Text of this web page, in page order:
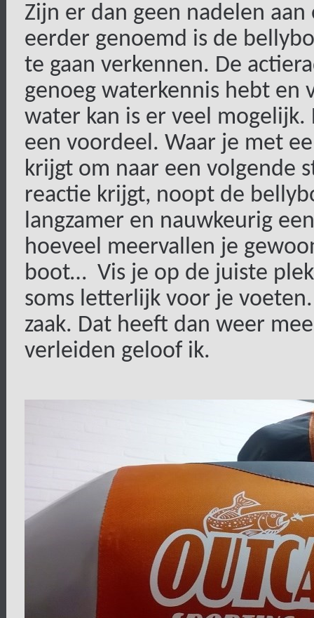
Zijn er dan geen nadelen
eerder genoemd is de
te gaan verkennen. De
genoeg waterkennis hebt en
water kan is er veel mogelijk.
een voordeel. Waar je met
krijgt om naar een volgende
reactie krijgt, noopt de
langzamer en nauwkeurig
hoeveel meervallen je
boot… Vis je op de juiste
soms letterlijk voor je
zaak. Dat heeft dan weer
verleiden geloof ik.